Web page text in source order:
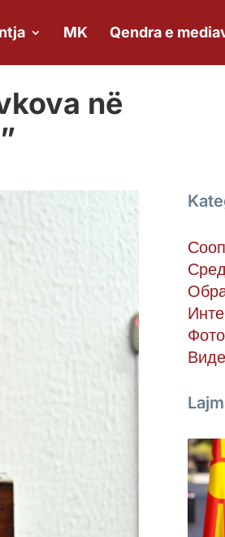
MK Qendra e
në